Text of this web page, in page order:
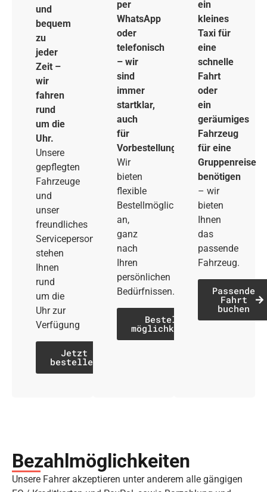
und
bequem
zu
jeder
Zeit –
wir
fahren
rund
um die
Uhr.
Unsere
gepflegten
Fahrzeuge
und
unser
freundliches
Servicepersonal
stehen
Ihnen
rund
um die
Uhr zur
Verfügung
Jetzt
bestellen
per
WhatsApp
oder
telefonisch
– wir
sind
immer
startklar,
auch
für
Vorbestellungen.
Wir
bieten
flexible
Bestellmöglichkeiten
an,
ganz
nach
Ihren
persönlichen
Bedürfnissen.
Bestell­
möglichkeiten
ein
kleines
Taxi für
eine
schnelle
Fahrt
oder
ein
geräumiges
Fahrzeug
für eine
Gruppenreise
benötigen
– wir
bieten
Ihnen
das
passende
Fahrzeug.
Passende
Fahrt
buchen
Bezahl­möglich­keiten
Unsere Fahrer akzeptieren unter anderem alle gängigen